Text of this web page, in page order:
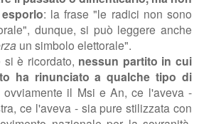
: la frase "le radici non sono
dunque, si può leggere anche
un simbolo elettorale".
si è ricordato, nessun partito in cui
ha rinunciato a qualche tipo di
ovviamente il Msi e An, ce l'aveva -
ce l'aveva - sia pure stilizzata con